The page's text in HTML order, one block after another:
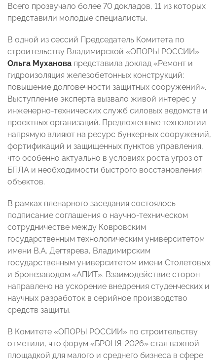
Всего прозвучало более 70 докладов, 11 из которых
представили молодые специалисты.
В одной из сессий Председатель Комитета по
строительству Владимирской «ОПОРЫ РОССИИ»
Ольга Муханова представила доклад «Ремонт и
гидроизоляция железобетонных конструкций:
повышение долговечности защитных сооружений».
Выступление эксперта вызвало живой интерес у
инженерно-технических служб силовых ведомств и
проектных организаций. Предложенные технологии
напрямую влияют на ресурс бункерных сооружений,
фортификаций и защищенных пунктов управления,
что особенно актуально в условиях роста угроз от
БПЛА и необходимости быстрого восстановления
объектов.
В рамках пленарного заседания состоялось
подписание соглашения о научно-техническом
сотрудничестве между Ковровским
государственным технологическим университетом
имени В.А. Дегтярева, Владимирским
государственным университетом имени Столетовых
и бронезаводом «АПИТ». Взаимодействие сторон
направлено на ускорение внедрения студенческих и
научных разработок в серийное производство
средств защиты.
В Комитете «ОПОРЫ РОССИИ» по строительству
отметили, что форум «БРОНЯ-2026» стал важной
площадкой для малого и среднего бизнеса в сфере